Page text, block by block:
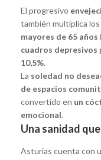
El progresivo
también multiplica
mayores de 65
cuadros depresivos
10,5%.
La soledad no
de espacios
convertido en un
emocional.
Una sanidad
Asturias cuenta con